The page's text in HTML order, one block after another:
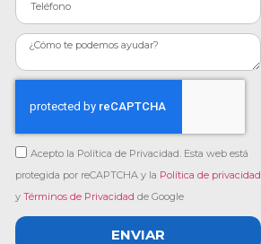
Acepto la Política de Privacidad. Esta web está
protegida por reCAPTCHA y la Política de privacidad
y Términos de Privacidad de Google
ENVIAR